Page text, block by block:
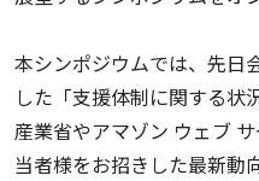
本シンポジウムでは、先日
した「支援体制に関する状
産業省やアマゾン ウェブ
当者様をお招きした最新